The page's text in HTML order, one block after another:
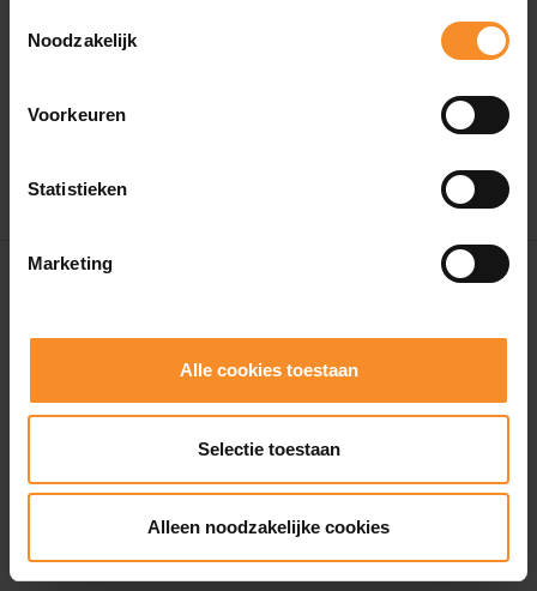
Noodzakelijk
Voorkeuren
Statistieken
Marketing
Alle cookies toestaan
Selectie toestaan
Alleen noodzakelijke cookies